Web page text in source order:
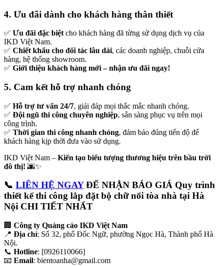
4. Ưu đãi dành cho khách hàng thân thiết
✅ Ưu đãi đặc biệt cho khách hàng đã từng sử dụng dịch vụ của
IKD Việt Nam.
✅ Chiết khấu cho đối tác lâu dài, các doanh nghiệp, chuỗi cửa
hàng, hệ thống showroom.
✅ Giới thiệu khách hàng mới – nhận ưu đãi ngay!
5. Cam kết hỗ trợ nhanh chóng
✅ Hỗ trợ tư vấn 24/7, giải đáp mọi thắc mắc nhanh chóng.
✅ Đội ngũ thi công chuyên nghiệp, sẵn sàng phục vụ trên mọi
công trình.
✅ Thời gian thi công nhanh chóng, đảm bảo đúng tiến độ để
khách hàng kịp thời đưa vào sử dụng.
IKD Việt Nam – Kiến tạo biểu tượng thương hiệu trên bầu trời
đô thị! 🌆✨
📞 LIÊN HỆ NGAYĐỂ NHẬN BÁO GIÁ Quy trình
thiết kế thi công lắp đặt bộ chữ nổi tòa nhà tại Hà
Nội CHI TIẾT NHẤT
🏢 Công ty Quảng cáo IKD Việt Nam
📍 Địa chỉ: Số 32, phố Đốc Ngữ, phường Ngọc Hà, Thành phố Hà
Nội.
📞 Hotline: [0926110066]
📧 Email: bientoanha@gmail.com